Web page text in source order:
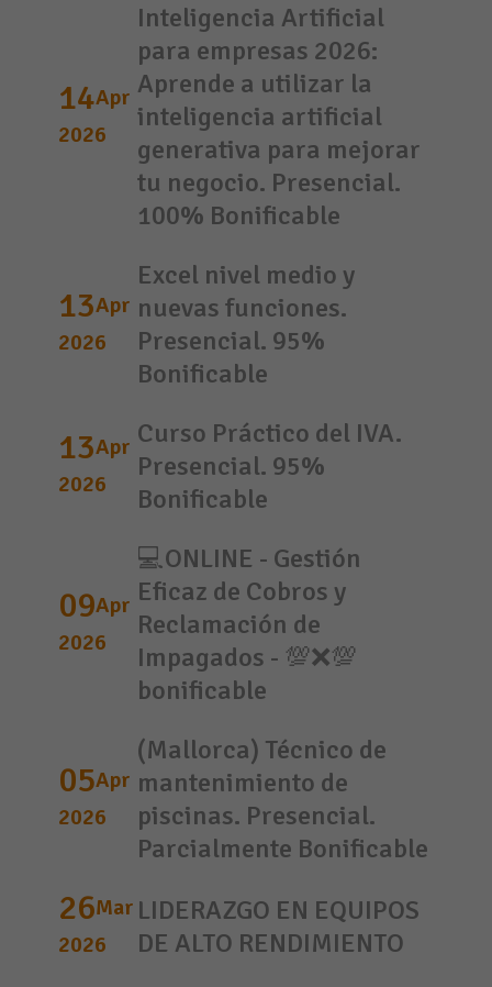
14Apr
2026
Inteligencia Artificial
para empresas 2026:
Aprende a utilizar la
inteligencia artificial
generativa para mejorar
tu negocio. Presencial.
100% Bonificable
13Apr
2026
Excel nivel medio y
nuevas funciones.
Presencial. 95%
Bonificable
13Apr
2026
Curso Práctico del IVA.
Presencial. 95%
Bonificable
09Apr
2026
💻ONLINE - Gestión
Eficaz de Cobros y
Reclamación de
Impagados - 💯❌💯
bonificable
05Apr
2026
(Mallorca) Técnico de
mantenimiento de
piscinas. Presencial.
Parcialmente Bonificable
26Mar
2026
LIDERAZGO EN EQUIPOS
DE ALTO RENDIMIENTO